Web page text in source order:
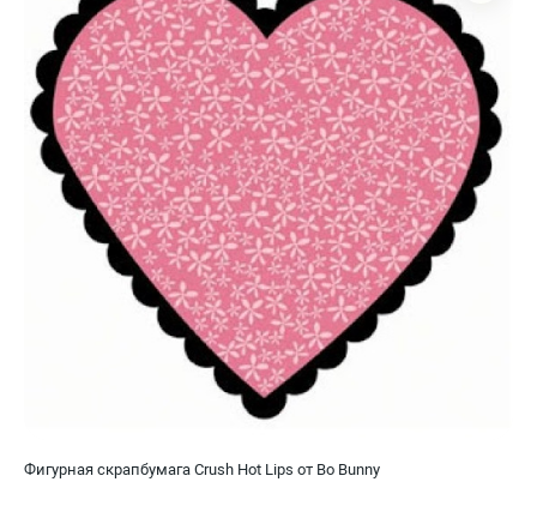
Фигурная скрапбумага Crush Hot Lips от Bo Bunny